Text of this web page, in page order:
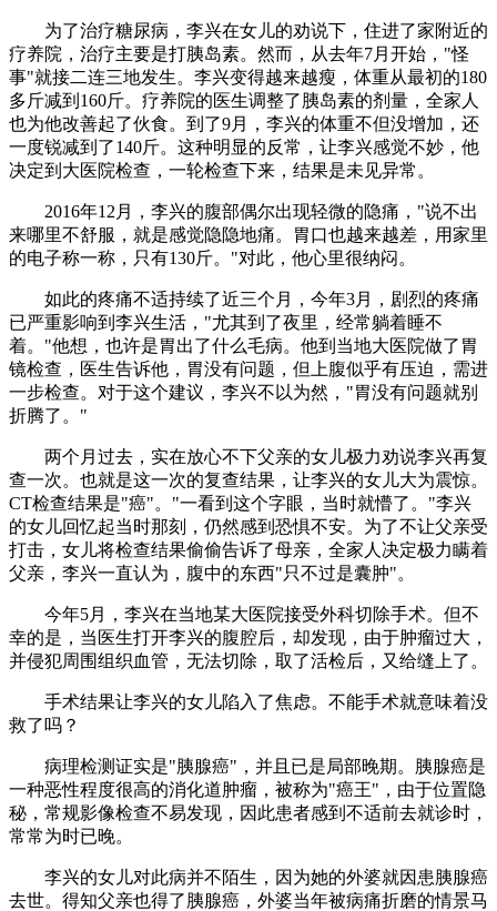
为了治疗糖尿病，李兴在女儿的劝说下，住进了家附近的
疗养院，治疗主要是打胰岛素。然而，从去年7月开始，"怪
事"就接二连三地发生。李兴变得越来越瘦，体重从最初的180
多斤减到160斤。疗养院的医生调整了胰岛素的剂量，全家人
也为他改善起了伙食。到了9月，李兴的体重不但没增加，还
一度锐减到了140斤。这种明显的反常，让李兴感觉不妙，他
决定到大医院检查，一轮检查下来，结果是未见异常。
2016年12月，李兴的腹部偶尔出现轻微的隐痛，"说不出
来哪里不舒服，就是感觉隐隐地痛。胃口也越来越差，用家里
的电子称一称，只有130斤。"对此，他心里很纳闷。
如此的疼痛不适持续了近三个月，今年3月，剧烈的疼痛
已严重影响到李兴生活，"尤其到了夜里，经常躺着睡不
着。"他想，也许是胃出了什么毛病。他到当地大医院做了胃
镜检查，医生告诉他，胃没有问题，但上腹似乎有压迫，需进
一步检查。对于这个建议，李兴不以为然，"胃没有问题就别
折腾了。"
两个月过去，实在放心不下父亲的女儿极力劝说李兴再复
查一次。也就是这一次的复查结果，让李兴的女儿大为震惊。
CT检查结果是"癌"。"一看到这个字眼，当时就懵了。"李兴
的女儿回忆起当时那刻，仍然感到恐惧不安。为了不让父亲受
打击，女儿将检查结果偷偷告诉了母亲，全家人决定极力瞒着
父亲，李兴一直认为，腹中的东西"只不过是囊肿"。
今年5月，李兴在当地某大医院接受外科切除手术。但不
幸的是，当医生打开李兴的腹腔后，却发现，由于肿瘤过大，
并侵犯周围组织血管，无法切除，取了活检后，又给缝上了。
手术结果让李兴的女儿陷入了焦虑。不能手术就意味着没
救了吗？
病理检测证实是"胰腺癌"，并且已是局部晚期。胰腺癌是
一种恶性程度很高的消化道肿瘤，被称为"癌王"，由于位置隐
秘，常规影像检查不易发现，因此患者感到不适前去就诊时，
常常为时已晚。
李兴的女儿对此病并不陌生，因为她的外婆就因患胰腺癌
去世。得知父亲也得了胰腺癌，外婆当年被病痛折磨的情景马